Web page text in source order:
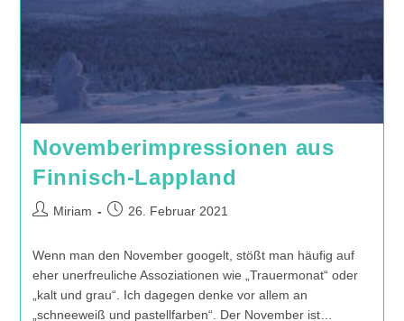
Novemberimpressionen aus
Finnisch-Lappland
Beitrags-
Miriam
Beitrag26. Februar 2021
Wenn man den November googelt, stößt man häufig auf
eher unerfreuliche Assoziationen wie „Trauermonat“ oder
„kalt und grau“. Ich dagegen denke vor allem an
„schneeweiß und pastellfarben“. Der November ist…